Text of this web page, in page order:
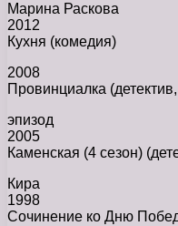
Марина Раскова
2012
Кухня (комедия)
2008
Провинциалка
эпизод
2005
Каменская (4 сезон)
Кира
1998
Сочинение ко Дню